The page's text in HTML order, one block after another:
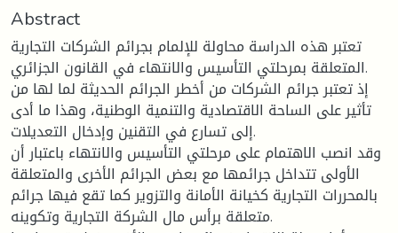
Abstract
تعتبر هذه الدراسة محاولة للإلمام بجرائم الشركات التجارية
المتعلقة بمرحلتي التأسيس والانتهاء في القانون الجزائري.
إذ تعتبر جرائم الشركات من أخطر الجرائم الحديثة لما لها من
تأثير على الساحة الاقتصادية والتنمية الوطنية، وهذا ما أدى
إلى تسارع في التقنين وإدخال التعديلات.
وقد انصب الاهتمام على مرحلتي التأسيس والانتهاء باعتبار أن
الأولى تتداخل جرائمها مع بعض الجرائم الأخرى والمتعلقة
بالمحررات التجارية كخيانة الأمانة والتزوير كما تقع فيها جرائم
متعلقة برأس مال الشركة التجارية وتكوينه.